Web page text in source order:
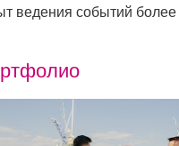
ведения событий более